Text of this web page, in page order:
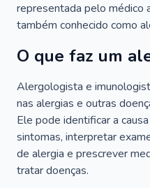
representada pelo médico
também conhecido como
O que faz um
Alergologista e
nas alergias e outras
Ele pode identificar a
sintomas, interpretar
de alergia e prescrever
tratar doenças.